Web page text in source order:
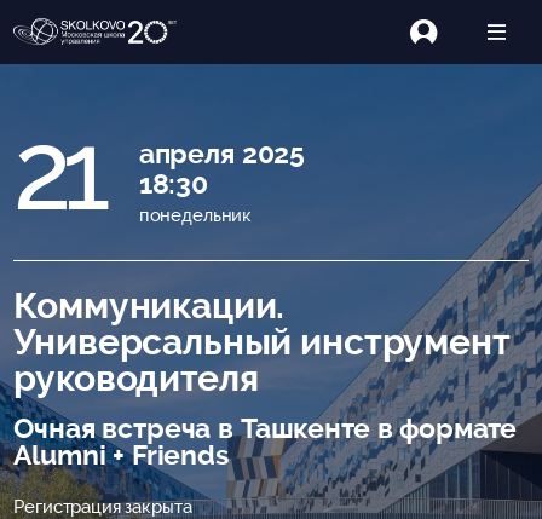
21
апреля 2025
18:30
понедельник
Коммуникации.
Универсальный инструмент
руководителя
Очная встреча в Ташкенте в формате
Alumni + Friends
Регистрация закрыта